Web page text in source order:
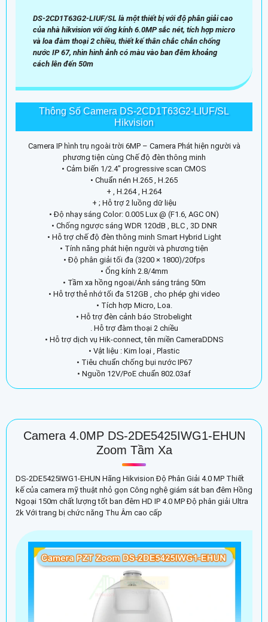
DS-2CD1T63G2-LIUF/SL là một thiết bị với độ phân giải cao
của nhà hikvision với ống kính 6.0MP sắc nét, tích hợp micro
và loa đàm thoại 2 chiều, thiết kế thân chắc chắn chống
nước IP 67, nhìn hình ảnh có màu vào ban đêm khoảng
cách lên đến 50m
Thông Số Camera DS-2CD1T63G2-LIUF/SL
Hikvision
Camera IP hình trụ ngoài trời 6MP – Camera Phát hiện người và
phương tiện cùng Chế độ đèn thông minh
• Cảm biến 1/2.4" progressive scan CMOS
• Chuẩn nén H.265 , H.265
+ , H.264 , H.264
+ ; Hỗ trợ 2 luồng dữ liệu
• Độ nhạy sáng Color: 0.005 Lux @ (F1.6, AGC ON)
• Chống ngược sáng WDR 120dB , BLC , 3D DNR
• Hỗ trợ chế độ đèn thông minh Smart Hybrid Light
• Tính năng phát hiện người và phương tiện
• Độ phân giải tối đa (3200 × 1800)/20fps
• Ống kính 2.8/4mm
• Tầm xa hồng ngoại/Ánh sáng trắng 50m
• Hỗ trợ thẻ nhớ tối đa 512GB , cho phép ghi video
• Tích hợp Micro, Loa.
• Hỗ trợ đèn cảnh báo Strobelight
. Hỗ trợ đàm thoại 2 chiều
• Hỗ trợ dịch vụ Hik-connect, tên miền CameraDDNS
• Vật liệu : Kim loại , Plastic
• Tiêu chuẩn chống bụi nước IP67
• Nguồn 12V/PoE chuẩn 802.03af
Camera 4.0MP DS-2DE5425IWG1-EHUN
Zoom Tầm Xa
DS-2DE5425IWG1-EHUN Hãng Hikvision Độ Phân Giải 4.0 MP Thiết
kế của camera mỹ thuật nhỏ gọn Công nghệ giám sát ban đêm Hồng
Ngoại 150m chất lượng tốt ban đêm HD IP 4.0 MP Độ phân giải Ultra
2k Với trang bị chức năng Thu Âm cao cấp